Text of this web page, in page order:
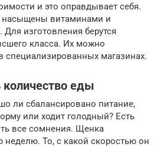
и это оправдывает себя.
насыщены витаминами и
изготовления берутся
класса. Их можно
специализированных магазинах.
количество еды
ли сбалансировано питание,
или ходит голодный? Есть
все сомнения. Щенка
То, с какой скоростью он